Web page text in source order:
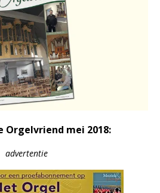
Orgelvriend mei 2018:
advertentie